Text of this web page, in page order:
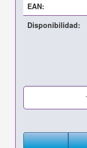
EAN:
Disponibilidad: